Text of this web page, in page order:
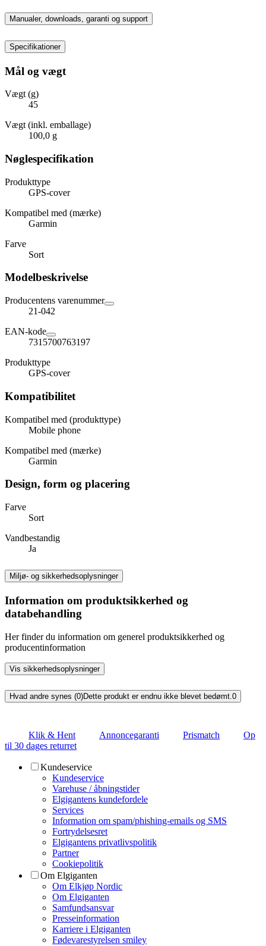
Manualer, downloads, garanti og support
Specifikationer
Mål og vægt
Vægt (g)
45
Vægt (inkl. emballage)
100,0 g
Nøglespecifikation
Produkttype
GPS-cover
Kompatibel med (mærke)
Garmin
Farve
Sort
Modelbeskrivelse
Producentens varenummer
21-042
EAN-kode
7315700763197
Produkttype
GPS-cover
Kompatibilitet
Kompatibel med (produkttype)
Mobile phone
Kompatibel med (mærke)
Garmin
Design, form og placering
Farve
Sort
Vandbestandig
Ja
Miljø- og sikkerhedsoplysninger
Information om produktsikkerhed og
databehandling
Her finder du information om generel produktsikkerhed og
producentinformation
Vis sikkerhedsoplysninger
Hvad andre synes (0)Dette produkt er endnu ikke blevet bedømt.0
Klik & Hent Annoncegaranti Prismatch
Op
til 30 dages returret
Kundeservice
Kundeservice
Varehuse / åbningstider
Elgigantens kundefordele
Services
Information om spam/phishing-emails og SMS
Fortrydelsesret
Elgigantens privatlivspolitik
Partner
Cookiepolitik
Om Elgiganten
Om Elkjøp Nordic
Om Elgiganten
Samfundsansvar
Presseinformation
Karriere i Elgiganten
Fødevarestyrelsen smiley